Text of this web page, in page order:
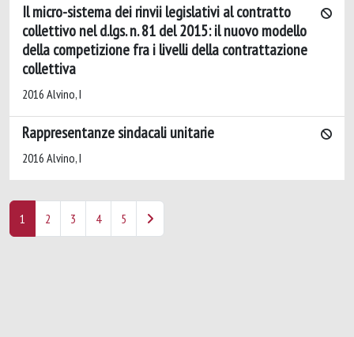
Il micro-sistema dei rinvii legislativi al contratto
collettivo nel d.lgs. n. 81 del 2015: il nuovo modello
della competizione fra i livelli della contrattazione
collettiva
2016 Alvino, I
Rappresentanze sindacali unitarie
2016 Alvino, I
1 2 3 4 5